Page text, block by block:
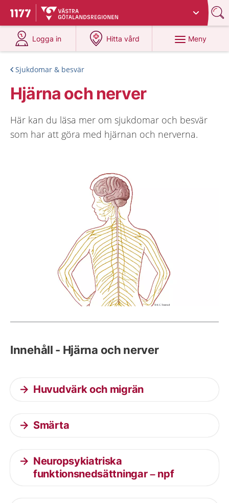
Till startsidan för 1177
Du har valt region
Logga in
på 1177.se
Hitta vård
på 1177.se
Meny
Sjukdomar & besvär
Hjärna och nerver
Här kan du läsa mer om sjukdomar och besvär
som har att göra med hjärnan och nerverna.
Innehåll - Hjärna och nerver
Huvudvärk och migrän
Smärta
Neuropsykiatriska
funktionsnedsättningar – npf